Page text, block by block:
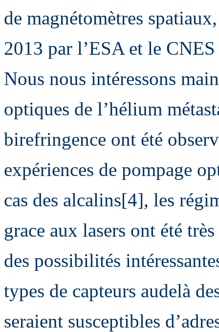
de magnétomètres
2013 par l’ESA et le
Nous nous intéressons
optiques de l’hélium
birefringence ont été
expériences de pompage
cas des alcalins[4], les
grace aux lasers ont été
des possibilités
types de capteurs audelà
seraient susceptibles